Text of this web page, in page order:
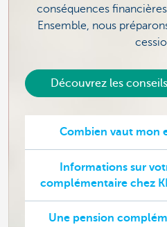
conséquences
Ensemble, nous
Découvrez les
Combien vaut mon
Informations sur
complémentaire chez
Une pension